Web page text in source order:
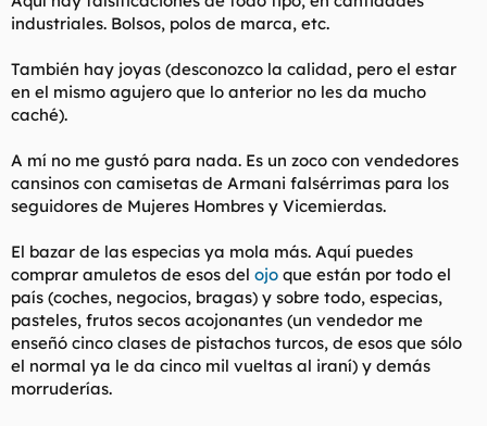
industriales. Bolsos, polos de marca, etc.
También hay joyas (desconozco la calidad, pero el estar
en el mismo agujero que lo anterior no les da mucho
caché).
A mí no me gustó para nada. Es un zoco con vendedores
cansinos con camisetas de Armani falsérrimas para los
seguidores de Mujeres Hombres y Vicemierdas.
El bazar de las especias ya mola más. Aquí puedes
comprar amuletos de esos del ojo que están por todo el
país (coches, negocios, bragas) y sobre todo, especias,
pasteles, frutos secos acojonantes (un vendedor me
enseñó cinco clases de pistachos turcos, de esos que sólo
el normal ya le da cinco mil vueltas al iraní) y demás
morruderías.